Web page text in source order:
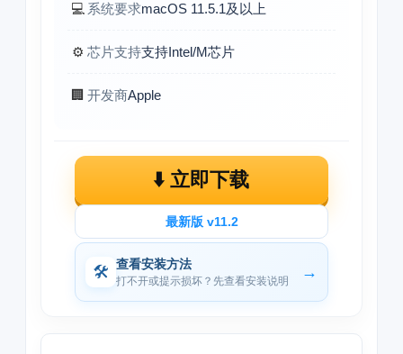
💻 系统要求macOS 11.5.1及以上
⚙️ 芯片支持支持Intel/M芯片
🏢 开发商Apple
⬇️ 立即下载
最新版 v11.2
🛠 查看安装方法
打不开或提示损坏？先查看安装说明 →